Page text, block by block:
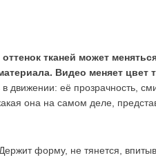
тканей может
Видео меняет цвет
движении: её прозрачность,
она на самом деле,
форму, не тянется,